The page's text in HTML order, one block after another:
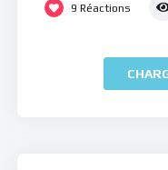
9 Réactions